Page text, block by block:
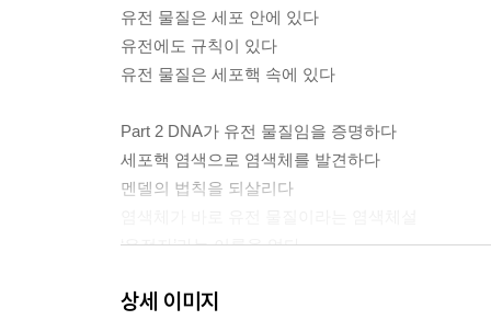
유전 물질은 세포 안에 있다
유전에도 규칙이 있다
유전 물질은 세포핵 속에 있다
Part 2 DNA가 유전 물질임을 증명하다
세포핵 염색으로 염색체를 발견하다
멘델의 법칙을 되살리다
‘유전자’라는 이름을 얻다
파리방에서 일어난 일2_돌연변이와 유전자 지도
상세 이미지